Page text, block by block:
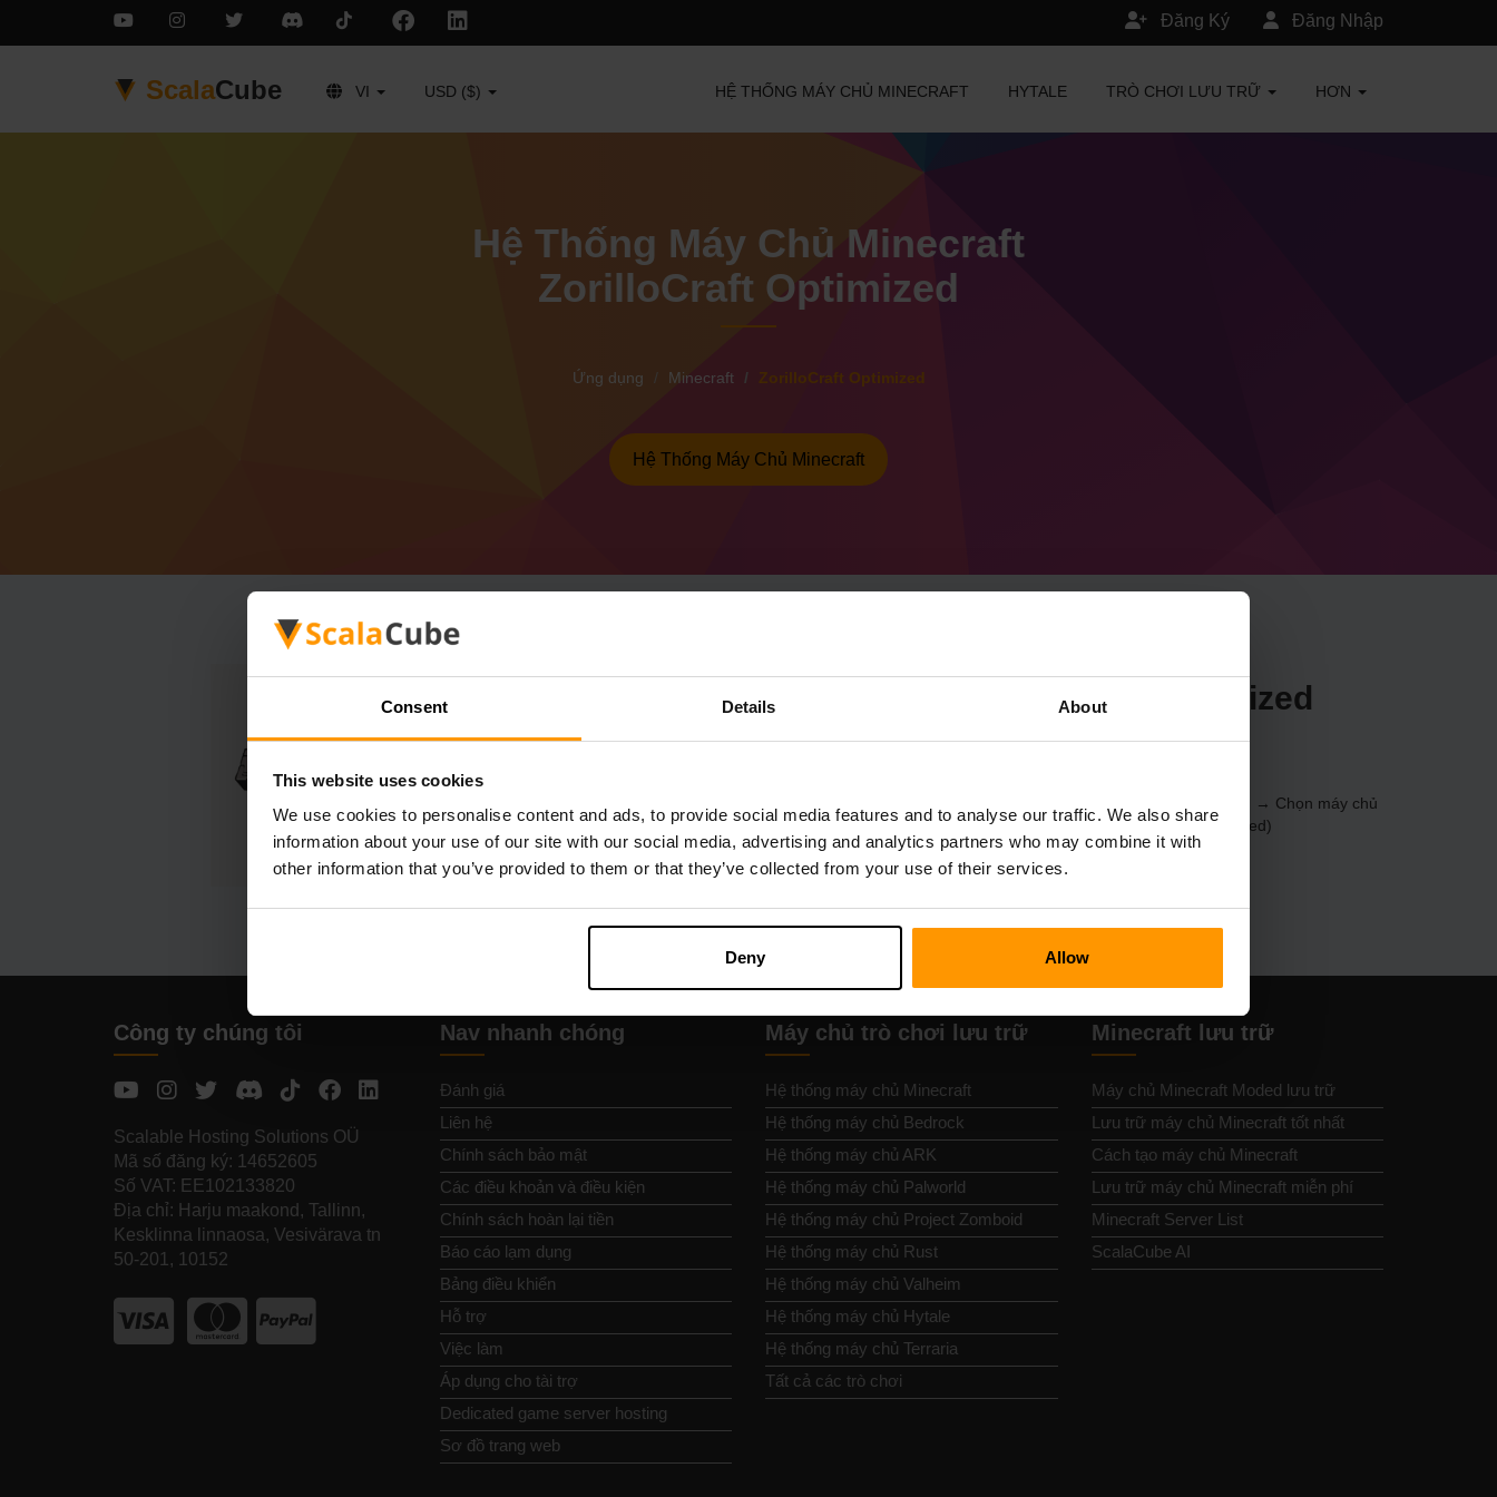
Consent Details About
This website uses cookies
We use cookies to personalise content and ads, to provide social media features and to analyse our traffic. We also share
information about your use of our site with our social media, advertising and analytics partners who may combine it with
other information that you’ve provided to them or that they’ve collected from your use of their services.
Deny Allow
Đăng Nhập
Đăng Ký
ScalaCube VI USD ($) HỆ THỐNG MÁY CHỦ MINECRAFT HYTALE TRÒ CHƠI LƯU TRỮ HƠN
Hệ Thống Máy Chủ Minecraft
ZorilloCraft Optimized
Ứng dụng Minecraft ZorilloCraft Optimized
Hệ Thống Máy Chủ Minecraft
Cách tạo Minecraft ZorilloCraft Optimized
Máy chủ
(Máy chủ → Chọn máy chủ
của bạn → Máy chủ trò chơi → Thêm máy chủ trò chơi → ZorilloCraft Optimized)
Thích chơi trên máy chủ!
Công ty chúng tôi
Scalable Hosting Solutions OÜ
Mã số đăng ký: 14652605
Số VAT: EE102133820
Địa chỉ: Harju maakond, Tallinn,
Kesklinna linnaosa, Vesivärava tn
50-201, 10152
Nav nhanh chóng
Đánh giá
Liên hệ
Chính sách bảo mật
Các điều khoản và điều kiện
Chính sách hoàn lại tiền
Báo cáo lạm dụng
Bảng điều khiển
Hỗ trợ
Việc làm
Áp dụng cho tài trợ
Dedicated game server hosting
Sơ đồ trang web
Máy chủ trò chơi lưu trữ
Hệ thống máy chủ Minecraft
Hệ thống máy chủ Bedrock
Hệ thống máy chủ ARK
Hệ thống máy chủ Palworld
Hệ thống máy chủ Project Zomboid
Hệ thống máy chủ Rust
Hệ thống máy chủ Valheim
Hệ thống máy chủ Hytale
Hệ thống máy chủ Terraria
Tất cả các trò chơi
Minecraft lưu trữ
Máy chủ Minecraft Moded lưu trữ
Lưu trữ máy chủ Minecraft tốt nhất
Cách tạo máy chủ Minecraft
Lưu trữ máy chủ Minecraft miễn phí
Minecraft Server List
ScalaCube AI